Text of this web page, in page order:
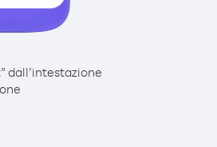
dall’intestazione